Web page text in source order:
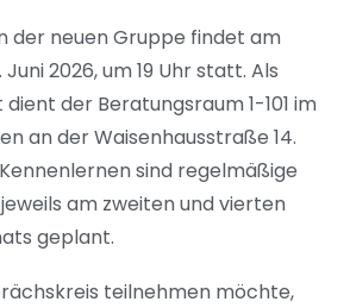
der neuen Gruppe findet am
2026, um 19 Uhr statt. Als
der Beratungsraum 1-101 im
an der Waisenhausstraße 14.
sind regelmäßige
am zweiten und vierten
geplant.
teilnehmen möchte,